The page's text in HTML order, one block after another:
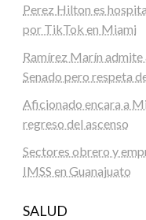
Perez Hilton es
por TikTok en Miami
Ramírez Marín admite
Senado pero respeta
Aficionado encara a
regreso del ascenso
Sectores obrero y
IMSS en Guanajuato
SALUD